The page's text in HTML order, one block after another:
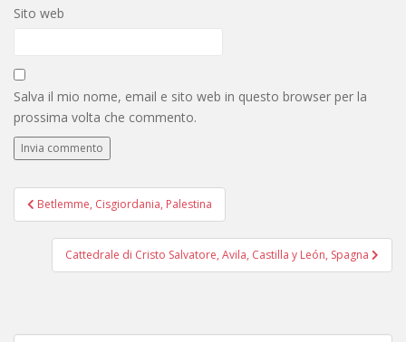
Sito web
Salva il mio nome, email e sito web in questo browser per la
prossima volta che commento.
Navigazione
articoli
Betlemme, Cisgiordania, Palestina
Cattedrale di Cristo Salvatore, Avila, Castilla y León, Spagna